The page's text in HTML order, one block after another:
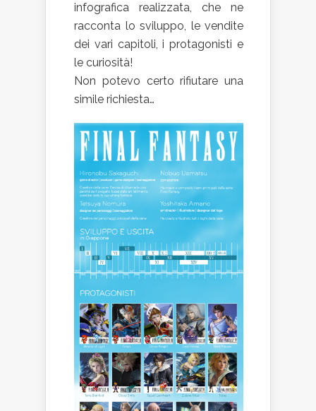
infografica realizzata, che ne
racconta lo sviluppo, le vendite
dei vari capitoli, i protagonisti e
le curiosità!
Non potevo certo rifiutare una
simile richiesta…